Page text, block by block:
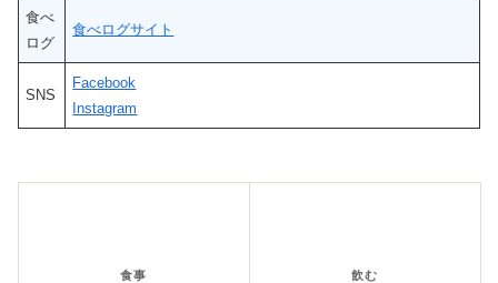
食べ
ログ
食べログサイト
SNS
Facebook
Instagram
食事 飲む